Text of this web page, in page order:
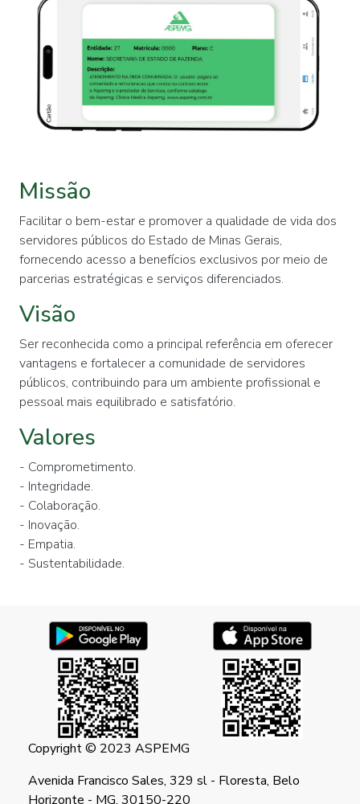
Missão
Facilitar o bem-estar e promover a qualidade de vida dos
servidores públicos do Estado de Minas Gerais,
fornecendo acesso a benefícios exclusivos por meio de
parcerias estratégicas e serviços diferenciados.
Visão
Ser reconhecida como a principal referência em oferecer
vantagens e fortalecer a comunidade de servidores
públicos, contribuindo para um ambiente profissional e
pessoal mais equilibrado e satisfatório.
Valores
- Comprometimento.
- Integridade.
- Colaboração.
- Inovação.
- Empatia.
- Sustentabilidade.
Copyright © 2023 ASPEMG
Avenida Francisco Sales, 329 sl - Floresta, Belo
Horizonte - MG, 30150-220